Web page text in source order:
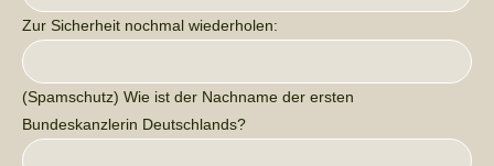
Zur Sicherheit nochmal wiederholen:
(Spamschutz) Wie ist der Nachname der ersten
Bundeskanzlerin Deutschlands?